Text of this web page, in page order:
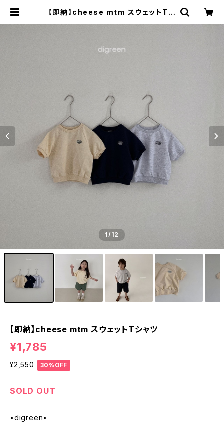
【即納】cheese mtm スウェットTシ
1/12
【即納】cheese mtm スウェットTシャツ
¥1,785
¥2,550 30%OFF
SOLD OUT
•digreen•